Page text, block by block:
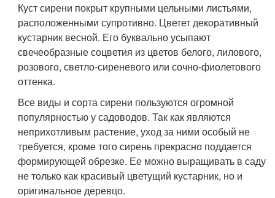
Куст сирени покрыт крупными цельными листьями,
расположенными супротивно. Цветет декоративный
кустарник весной. Его буквально усыпают
свечеобразные соцветия из цветов белого, лилового,
розового, светло-сиреневого или сочно-фиолетового
оттенка.
Все виды и сорта сирени пользуются огромной
популярностью у садоводов. Так как являются
неприхотливым растение, уход за ними особый не
требуется, кроме того сирень прекрасно поддается
формирующей обрезке. Ее можно выращивать в саду
не только как красивый цветущий кустарник, но и
оригинальное деревцо.